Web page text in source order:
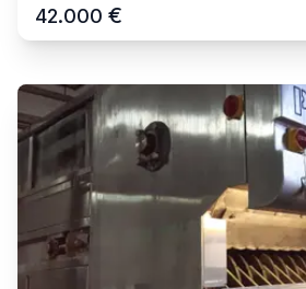
42.000 €